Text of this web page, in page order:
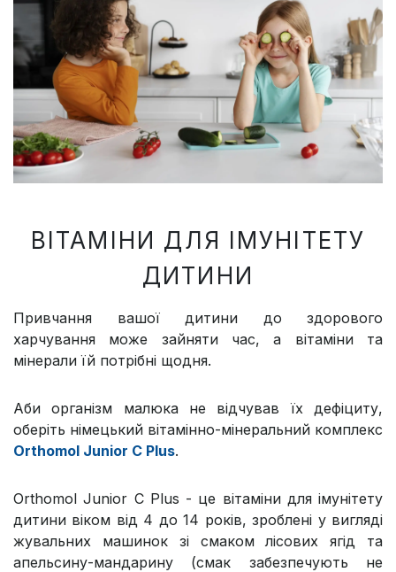
ВІТАМІНИ ДЛЯ ІМУНІТЕТУ
ДИТИНИ
Привчання вашої дитини до здорового
харчування може зайняти час, а вітаміни та
мінерали їй потрібні щодня.
Аби організм малюка не відчував їх дефіциту,
оберіть німецький вітамінно-мінеральний комплекс
Orthomol Junior C Plus.
Orthomol Junior C Plus - це вітаміни для імунітету
дитини віком від 4 до 14 років, зроблені у вигляді
жувальних машинок зі смаком лісових ягід та
апельсину-мандарину (смак забезпечують не